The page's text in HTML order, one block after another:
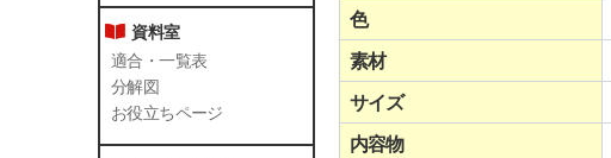
資料室
適合・一覧表
分解図
お役立ちページ
色
素材
サイズ
内容物